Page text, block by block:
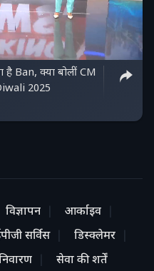
Ban, क्या बोलीं CM
2025
विज्ञापन
आर्काइव
सर्विस
डिस्क्लेमर
सेवा की शर्तें